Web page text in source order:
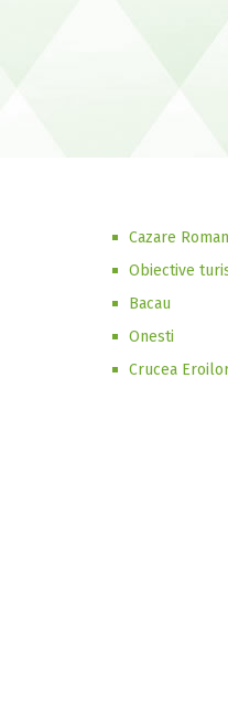
Cazare
Obiective
Bacau
Onesti
Crucea